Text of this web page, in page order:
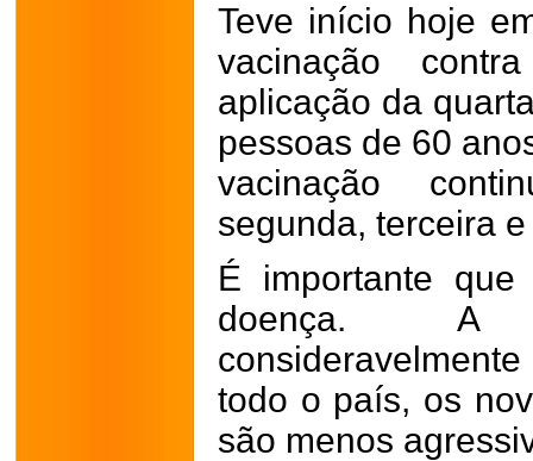
Teve início hoje
vacinação
aplicação da
pessoas de 60
vacinação
segunda, terceira
É importante
doença. A
todo o país, os
são menos